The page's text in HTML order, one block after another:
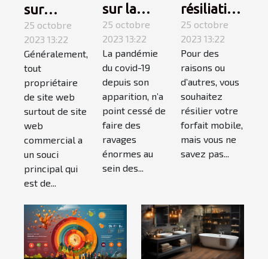
sur
internet :
qu’est-ce
que c’est ?
25 octobre
2023 13:22
Généralement,
tout
propriétaire
de site web
surtout de site
web
commercial a
un souci
principal qui
est de...
sur la
covid-19 :
suivez-
les !
25 octobre
2023 13:22
La pandémie
du covid-19
depuis son
apparition, n’a
point cessé de
faire des
ravages
énormes au
sein des...
résiliation
téléphone
mobile,
comment
ça
marche ?
25 octobre
2023 13:22
Pour des
raisons ou
d’autres, vous
souhaitez
résilier votre
forfait mobile,
mais vous ne
savez pas...